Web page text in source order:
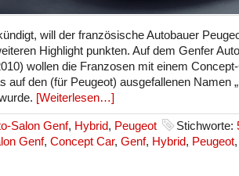
will der französische Autobauer
Highlight punkten. Auf dem Genfer
wollen die Franzosen mit einem
auf den (für Peugeot) ausgefallenen Namen
[Weiterlesen…]
Salon Genf, Hybrid, Peugeot Stichworte:
Genf, Concept Car, Genf, Hybrid, Peugeot